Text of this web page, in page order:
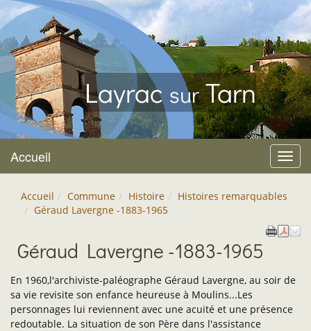
Layrac surTarn
Menu
Accueil
Accueil Commune Histoire
Histoires remarquables
Géraud Lavergne -1883-1965
Géraud Lavergne -1883-1965
En 1960,l'archiviste-paléographe Géraud Lavergne, au soir de
sa vie revisite son enfance heureuse à Moulins...Les
personnages lui reviennent avec une acuité et une présence
redoutable. La situation de son Père dans l'assistance